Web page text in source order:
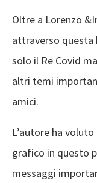
Oltre a Lorenzo
attraverso questa
solo il Re Covid
altri temi
amici.
L’autore ha
grafico in questo
messaggi